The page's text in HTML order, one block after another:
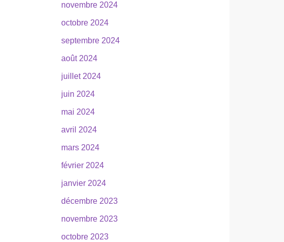
novembre 2024
octobre 2024
septembre 2024
août 2024
juillet 2024
juin 2024
mai 2024
avril 2024
mars 2024
février 2024
janvier 2024
décembre 2023
novembre 2023
octobre 2023